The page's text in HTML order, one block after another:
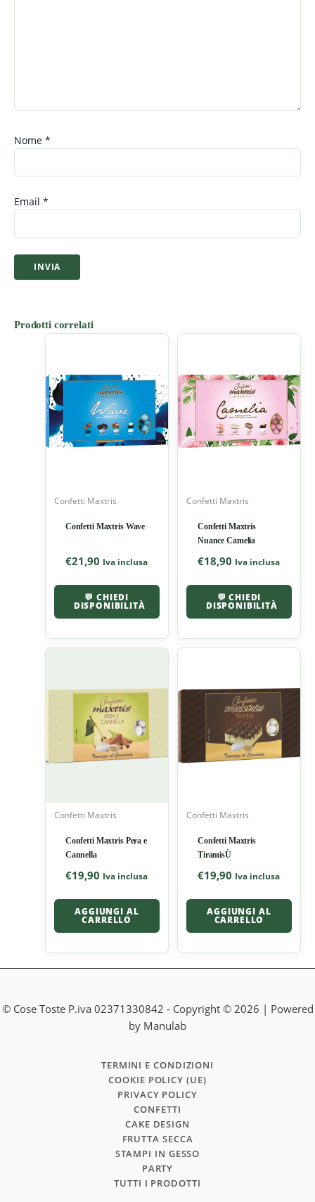
Nome *
Email *
Prodotti correlati
Confetti Maxtris
Confetti Maxtris Wave
€21,90 Iva inclusa
💬 CHIEDI
DISPONIBILITÀ
Confetti Maxtris
Confetti Maxtris
Nuance Camelia
€18,90 Iva inclusa
💬 CHIEDI
DISPONIBILITÀ
Confetti Maxtris
Confetti Maxtris Pera e
Cannella
€19,90 Iva inclusa
AGGIUNGI AL
CARRELLO
Confetti Maxtris
Confetti Maxtris
TiramisÙ
€19,90 Iva inclusa
AGGIUNGI AL
CARRELLO
© Cose Toste P.iva 02371330842 - Copyright © 2026 | Powered
by Manulab
TERMINI E CONDIZIONI
COOKIE POLICY (UE)
PRIVACY POLICY
CONFETTI
CAKE DESIGN
FRUTTA SECCA
STAMPI IN GESSO
PARTY
TUTTI I PRODOTTI